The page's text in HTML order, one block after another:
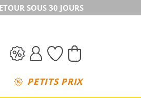
SOUS 30 JOURS
PETITS PRIX